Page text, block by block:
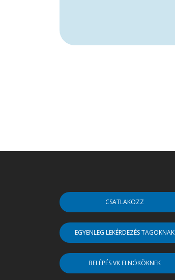
CSATLAKOZZ
EGYENLEG LEKÉRDEZÉS TAGOKNAK
BELÉPÉS VK ELNÖKÖKNEK